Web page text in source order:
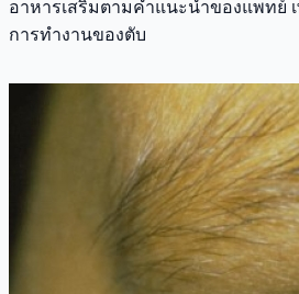
อาหารเสริมตามคำแนะนำของแพทย์
การทำงานของตับ